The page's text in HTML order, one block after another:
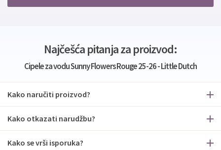
Najčešća pitanja za proizvod:
Cipele za vodu Sunny Flowers Rouge 25-26 - Little Dutch
Kako naručiti proizvod?
Kako otkazati narudžbu?
Kako se vrši isporuka?